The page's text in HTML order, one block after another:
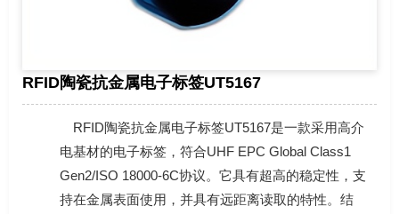
RFID陶瓷抗金属电子标签UT5167
RFID陶瓷抗金属电子标签UT5167是一款采用高介
电基材的电子标签，符合UHF EPC Global Class1
Gen2/ISO 18000-6C协议。它具有超高的稳定性，支
持在金属表面使用，并具有远距离读取的特性。结